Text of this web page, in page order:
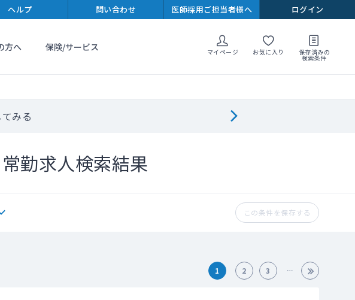
ヘルプ 問い合わせ 医師採用ご担当者様へ ログイン
方へ 保険/サービス マイページ お気に入り 保存済みの
検索条件
みる
勤求人検索結果
この条件を保存する
1 2 3